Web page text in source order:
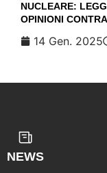
NUCLEARE:
OPINIONI
14 Gen. 2025
NEWS